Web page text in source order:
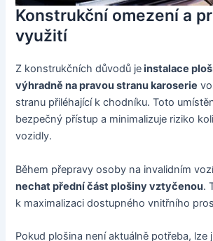
Konstrukční omezení a
využití
Z konstrukčních důvodů jeinstalace
výhradně na pravou stranu karoserie
stranu přiléhající k chodníku. Toto
bezpečný přístup a minimalizuje riziko
vozidly.
Během přepravy osoby na invalidním
nechat přední část plošiny vztyčenou.
k maximalizaci dostupného vnitřního
Pokud plošina není aktuálně potřeba, lze